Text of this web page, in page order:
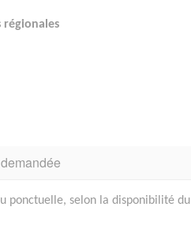
régionales
ponctuelle, selon la disponibilité du